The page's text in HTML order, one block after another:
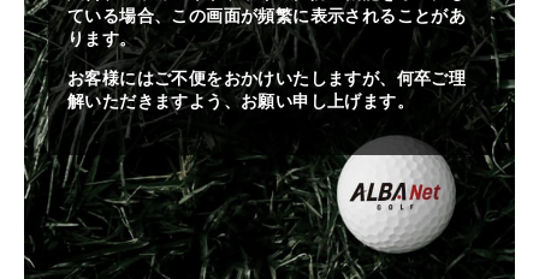
ている場合、この画面が頻繁に表示されることがあ
ります。
お客様にはご不便をおかけいたしますが、何卒ご理
解いただきますよう、お願い申し上げます。